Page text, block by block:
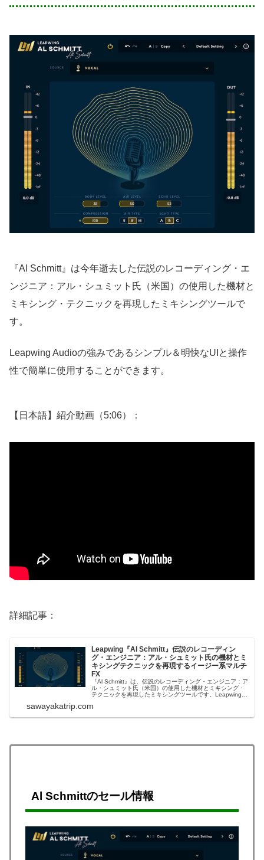
『Al Schmitt』は今年逝去した伝説のレコーディング・エ
ンジニア：アル・シュミット氏（米国）の使用した機材と
ミキシング・テクニックを再現したミキシングツールで
す。
Leapwing Audioの強みであるシンプル＆明快なUIと操作
性で簡単に使用することができます。
【日本語】紹介動画（5:06）：
詳細記事：
Leapwing『Al Schmitt』伝説のレコーディン
グ・エンジニア：アル・シュミット氏の機材とミ
キシングテクニックを再現するイージー系マルチ
FX
『Al Schmitt』は、伝説のレコーディング・エンジニア：ア
ル・シュミット氏（米国）の使用した機材とミキシング・
テクニックを再現したミキシングツールです。Leapwing
用することができます。Leapwing Audio Black ...
sawayakatrip.com
Al Schmittのセール情報